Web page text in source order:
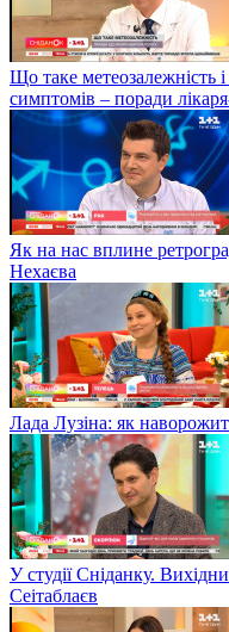
Що таке метеозалежність
симптомів – поради
Як на нас вплине
Нехаєва
Лада Лузіна: як
У студії Сніданку.
Сеітаблаєв